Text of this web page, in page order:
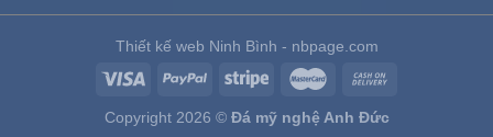
Thiết kế web Ninh Bình - nbpage.com
Copyright 2026 © Đá mỹ nghệ Anh Đức